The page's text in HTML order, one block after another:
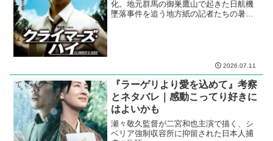
化。地元群馬の御巣鷹山で起きた日航機
墜落事件を追う地方紙の記者たちの暑い
2026.07.11
『ラーゲリより愛を込めて』考察
とネタバレ｜感動こってり好きに
はよいかも
瀬々敬久監督が二宮和也主演で描く、シ
ベリア強制収容所に抑留された日本人捕